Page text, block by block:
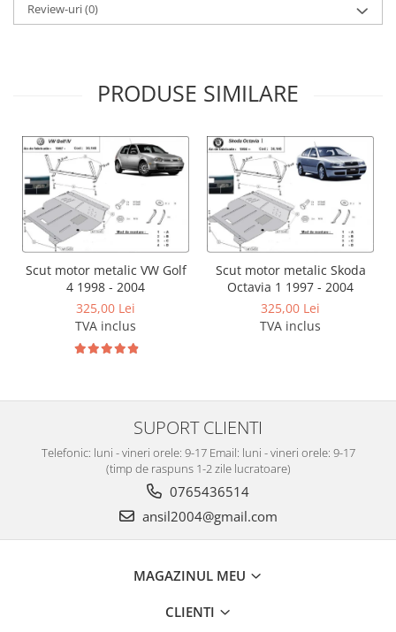
Carlige MG
Carlige Opel
Carlige Peugeot
Carlige Plymouth
Carlige Polestar
Carlige Porsche
Carlige Renault
Carlige Seat
Carlige Skoda
Carlige Subaru
Carlige Tesla
Carlige Volkswagen
Carlige Volvo
Review-uri(0)
PRODUSE SIMILARE
Scut motor metalic VW Golf
4 1998 - 2004
325,00 Lei
TVA inclus
Scut motor metalic Skoda
Octavia 1 1997 - 2004
325,00 Lei
TVA inclus
SUPORT CLIENTI
Telefonic: luni - vineri orele: 9-17 Email: luni - vineri orele: 9-17
(timp de raspuns 1-2 zile lucratoare)
0765436514
ansil2004@gmail.com
MAGAZINUL MEU
CLIENTI